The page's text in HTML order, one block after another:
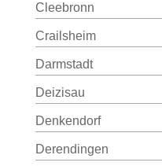
Cleebronn
Crailsheim
Darmstadt
Deizisau
Denkendorf
Derendingen